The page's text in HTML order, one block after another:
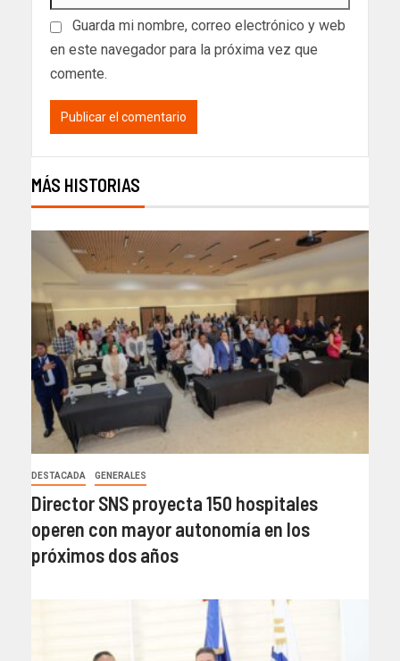
Guarda mi nombre, correo electrónico y web
en este navegador para la próxima vez que
comente.
MÁS HISTORIAS
DESTACADA GENERALES
Director SNS proyecta 150 hospitales
operen con mayor autonomía en los
próximos dos años